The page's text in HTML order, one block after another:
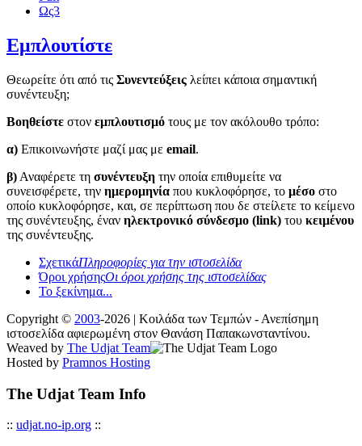
Ως3
Εμπλουτίστε
Θεωρείτε ότι από τις Συνεντεύξεις λείπει κάποια σημαντική
συνέντευξη;
Βοηθείστε στον εμπλουτισμό τους με τον ακόλουθο τρόπο:
α) Επικοινωνήστε μαζί μας με email.
β) Αναφέρετε τη συνέντευξη την οποία επιθυμείτε να
συνεισφέρετε, την ημερομηνία που κυκλοφόρησε, το μέσο στο
οποίο κυκλοφόρησε, και, σε περίπτωση που δε στείλετε το κείμενο
της συνέντευξης, έναν ηλεκτρονικό σύνδεσμο (link) του κειμένου
της συνέντευξης.
ΣχετικάΠληροφορίες για την ιστοσελίδα
Όροι χρήσηςΟι όροι χρήσης της ιστοσελίδας
Το ξεκίνημα...
Copyright © 2003-2026 | Κοιλάδα των Τεμπών - Ανεπίσημη
ιστοσελίδα αφιερωμένη στον Θανάση Παπακωνσταντίνου.
Weaved by The Udjat Team
Hosted by Pramnos Hosting
The Udjat Team Info
:: udjat.no-ip.org ::